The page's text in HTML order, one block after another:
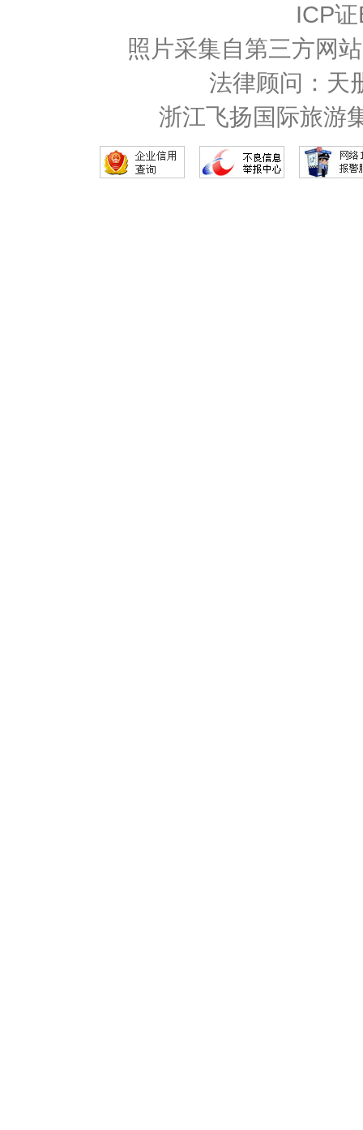
ICP
照片采集自第三方网
法律顾问：天
浙江飞扬国际旅游